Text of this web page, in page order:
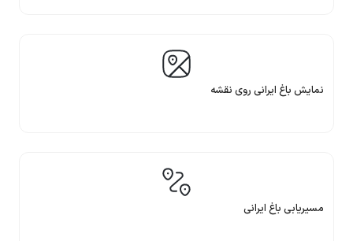
نمایش باغ ایرانی روی نقشه
مسیریابی باغ ایرانی